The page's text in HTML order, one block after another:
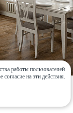
работы пользователей
на эти действия.